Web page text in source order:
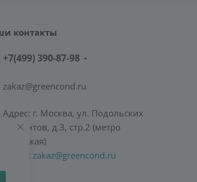
контакты
+7(499) 390-87-98
zakaz@greencond.ru
Адрес: г. Москва, ул. Подольских
Курсантов, д.3, стр.2 (метро
Пражская)
E-mail: zakaz@greencond.ru